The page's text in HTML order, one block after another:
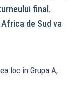
final.
de Sud va
loc în Grupa A,